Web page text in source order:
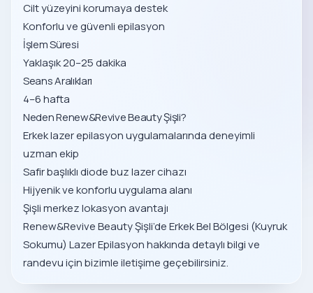
Cilt yüzeyini korumaya destek
Konforlu ve güvenli epilasyon
İşlem Süresi
Yaklaşık 20–25 dakika
Seans Aralıkları
4–6 hafta
Neden Renew&Revive Beauty Şişli?
Erkek lazer epilasyon uygulamalarında deneyimli
uzman ekip
Safir başlıklı diode buz lazer cihazı
Hijyenik ve konforlu uygulama alanı
Şişli merkez lokasyon avantajı
Renew&Revive Beauty Şişli’de Erkek Bel Bölgesi (Kuyruk
Sokumu) Lazer Epilasyon hakkında detaylı bilgi ve
randevu için bizimle iletişime geçebilirsiniz.